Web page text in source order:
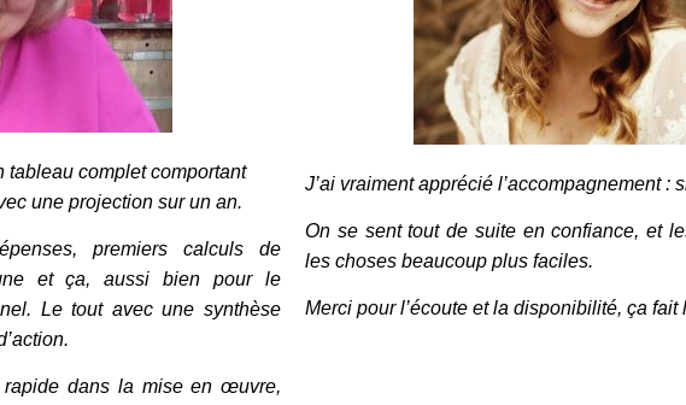
tableau complet comportant
une projection sur un an.
premiers calculs de
et ça, aussi bien pour le
Le tout avec une synthèse
rapide dans la mise en œuvre,
J’ai vraiment apprécié l’accompagnement :
On se sent tout de suite en confiance, et
les choses beaucoup plus faciles.
Merci pour l’écoute et la disponibilité, ça fait